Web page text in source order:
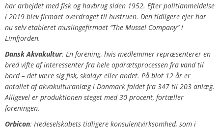
har arbejdet med fisk og havbrug siden 1952. Efter politianmeldelse
i 2019 blev firmaet overdraget til hustruen. Den tidligere ejer har
nu selv etableret muslingefirmaet “The Mussel Company” i
Limfjorden.
Dansk Akvakultur: En forening, hvis medlemmer repræsenterer en
bred vifte af interessenter fra hele opdrætsprocessen fra vand til
bord – det være sig fisk, skaldyr eller andet. På blot 12 år er
antallet af akvakulturanlæg i Danmark faldet fra 347 til 203 anlæg.
Alligevel er produktionen steget med 30 procent, fortæller
foreningen.
Orbicon: Hedeselskabets tidligere konsulentvirksomhed, som i